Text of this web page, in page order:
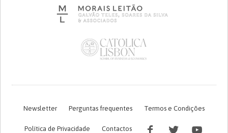
Newsletter Perguntas frequentes Termos e Condições
Política de Privacidade Contactos